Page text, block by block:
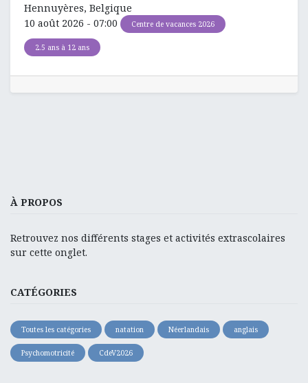
Hennuyères, Belgique
10 août 2026 - 07:00 Centre de vacances 2026
2.5 ans à 12 ans
À PROPOS
Retrouvez nos différents stages et activités extrascolaires
sur cette onglet.
CATÉGORIES
Toutes les catégories natation Néerlandais anglais
Psychomotricité CdeV2026